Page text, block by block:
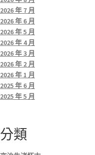
2026 年 7 月
2026 年 6 月
2026 年 5 月
2026 年 4 月
2026 年 3 月
2026 年 2 月
2026 年 1 月
2025 年 6 月
2025 年 5 月
分類